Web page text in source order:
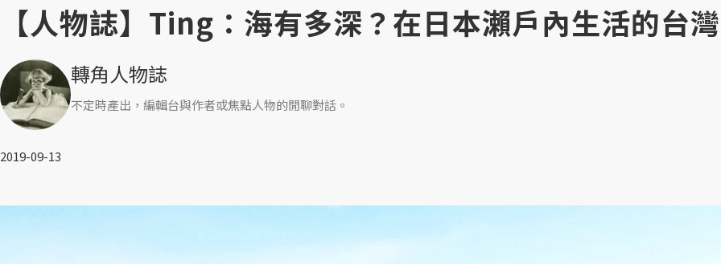
【人物誌】Ting：海有多深？在日本瀨戶內生活的台
轉角人物誌
不定時產出，編輯台與作者或焦點人物的閒聊對話。
2019-09-13